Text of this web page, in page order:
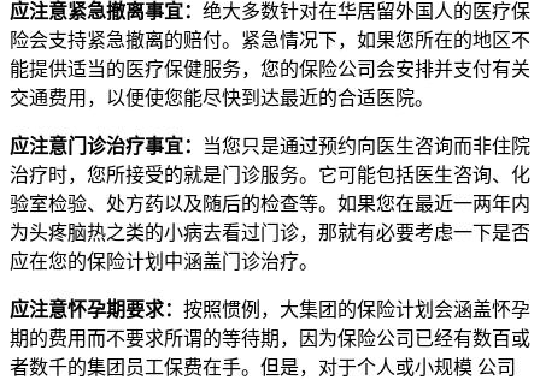
应注意紧急撤离事宜： 绝大多数针对在华居留外国人的医疗保
险会支持紧急撤离的赔付。紧急情况下，如果您所在的地区不
能提供适当的医疗保健服务，您的保险公司会安排并支付有关
交通费用，以便使您能尽快到达最近的合适医院。
应注意门诊治疗事宜：
当您只是通过预约向医生咨询而非住院
治疗时，您所接受的就是门诊服务。它可能包括医生咨询、化
验室检验、处方药以及随后的检查等。如果您在最近一两年内
为头疼脑热之类的小病去看过门诊，那就有必要考虑一下是否
应在您的保险计划中涵盖门诊治疗。
应注意怀孕期要求： 按照惯例，大集团的保险计划会涵盖怀孕
期的费用而不要求所谓的等待期，因为保险公司已经有数百或
者数千的集团员工保费在手。但是，对于个人或小规模 公司